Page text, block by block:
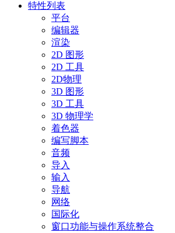
特性列表
平台
编辑器
渲染
2D 图形
2D 工具
2D物理
3D 图形
3D 工具
3D 物理学
着色器
编写脚本
音频
导入
输入
导航
网络
国际化
窗口功能与操作系统整合